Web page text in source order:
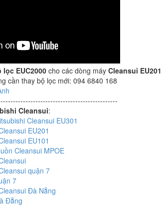
lọc EUC2000cho các dòng máyCleansui EU201
cần thay bộ lọc mới: 094 6840 168
Cleansui:
Cleansui EU301
EU201
EU101
Cleansui MPOE
quận 7
7
Đà Nẵng
Đẵng